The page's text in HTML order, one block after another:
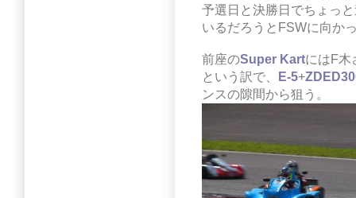
予選日と決勝日でちょっ
いるだろうとFSWに向か
前座のSuper KartにはF木
という訳で、
E-5+
ンスの隙間から狙う。